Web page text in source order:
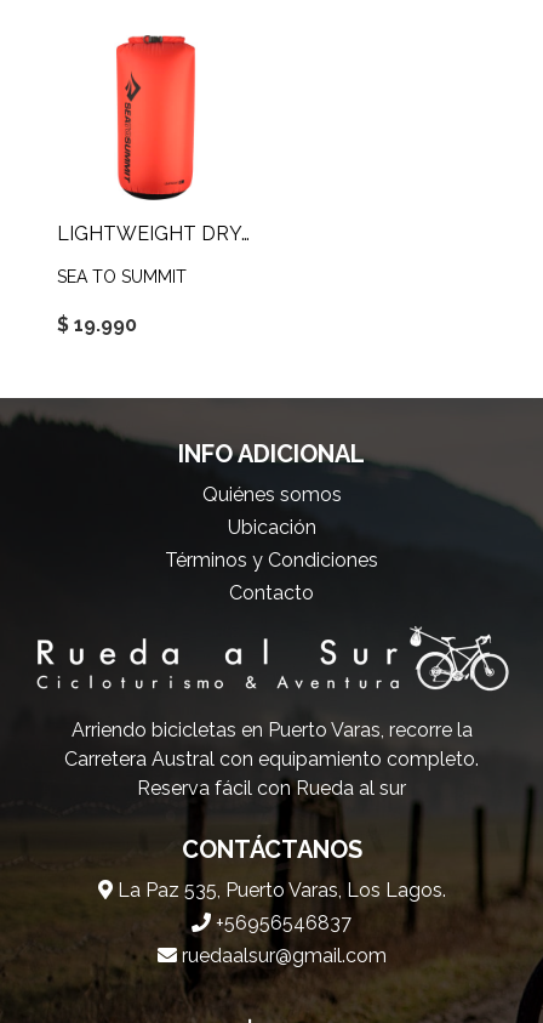
LIGHTWEIGHT DRY SACK 35L
SEA TO SUMMIT
$ 19.990
INFO ADICIONAL
Quiénes somos
Ubicación
Términos y Condiciones
Contacto
Arriendo bicicletas en Puerto Varas, recorre la
Carretera Austral con equipamiento completo.
Reserva fácil con Rueda al sur
CONTÁCTANOS
La Paz 535, Puerto Varas, Los Lagos.
+56956546837
ruedaalsur@gmail.com